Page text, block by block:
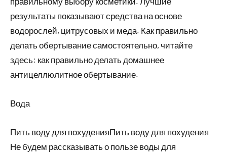
результаты показывают средства на основе
водорослей, цитрусовых и меда. Как правильно
делать обертывание самостоятельно, читайте
здесь: как правильно делать домашнее
антицеллюлитное обертывание.
Вода
Пить воду для похуденияПить воду для похудения
Не будем рассказывать о пользе воды для